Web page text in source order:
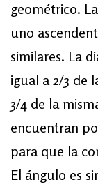
geométrico.
uno
similares. La
igual a 2/3 de
3/4 de la
encuentran
para que la
El ángulo es